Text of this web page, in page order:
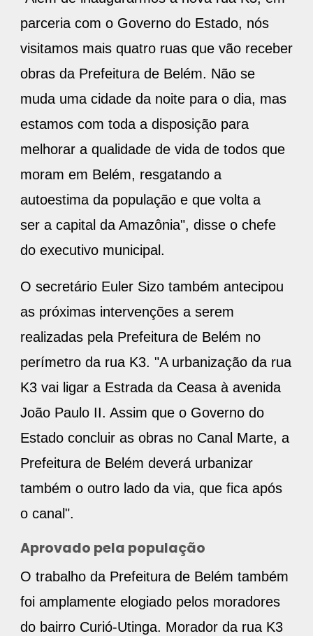
parceria com o Governo do Estado, nós
visitamos mais quatro ruas que vão receber
obras da Prefeitura de Belém. Não se
muda uma cidade da noite para o dia, mas
estamos com toda a disposição para
melhorar a qualidade de vida de todos que
moram em Belém, resgatando a
autoestima da população e que volta a
ser a capital da Amazônia", disse o chefe
do executivo municipal.
O secretário Euler Sizo também antecipou
as próximas intervenções a serem
realizadas pela Prefeitura de Belém no
perímetro da rua K3. "A urbanização da rua
K3 vai ligar a Estrada da Ceasa à avenida
João Paulo II. Assim que o Governo do
Estado concluir as obras no Canal Marte, a
Prefeitura de Belém deverá urbanizar
também o outro lado da via, que fica após
o canal".
Aprovado pela população
O trabalho da Prefeitura de Belém também
foi amplamente elogiado pelos moradores
do bairro Curió-Utinga. Morador da rua K3